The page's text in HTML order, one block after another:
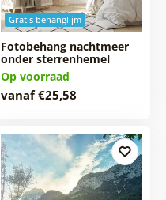
Gratis behanglijm
Fotobehang nachtmeer
onder sterrenhemel
Op voorraad
vanaf €25,58